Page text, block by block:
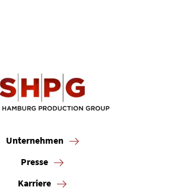
Unternehmen
Presse
Karriere